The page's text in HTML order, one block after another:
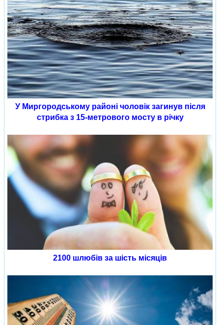
У Миргородському районі чоловік загинув після
стрибка з 15-метрового мосту в річку
2100 шлюбів за шість місяців